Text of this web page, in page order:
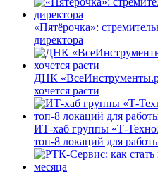
«Пятёрочка»:
директора
ДНК
хочется расти
ИТ-хаб группы «Т-
топ-8 локаций для